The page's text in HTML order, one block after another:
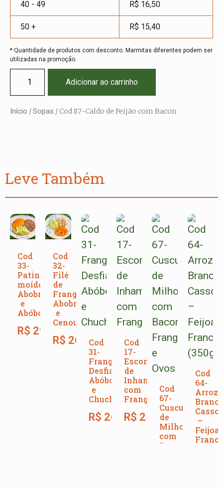
40 - 49 R$ 16,50
50 + R$ 15,40
* Quantidade de produtos com desconto. Marmitas diferentes podem ser
utilizadas na promoção.
Adicionar ao carrinho
Início /Sopas / Cod 87-Caldo de Feijão com Bacon
Leve Também
Cod
33-
Patinho
moído,
Abobrinha
e
Abóbora
R$ 29,00
Cod
32-
Filé
de
Frango,
Abobrinha
e
Cenoura
R$ 26,00Cod
31-
Frango
Desfiado,
Abóbora
e
Chuchu
R$ 26,00
Cod
17-
Escondidinho
de
Inhame
com
Frango
R$ 25,00
Cod
67-
Cuscuz
de
Milho
com
Bacon,
Cod
64-
Arroz
–